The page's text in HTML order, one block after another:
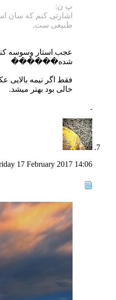
پ ن:
اشارتی کنم که سان
طبیعی ست.
عجب استار وسوسه
شده������
فقط اگر نیمه بالایی
خالی بود بهتر میشد.
17 February 2017 14:06